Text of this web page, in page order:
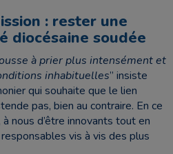
: rester une
diocésaine soudée
à prier plus intensément et
inhabituelles” insiste
qui souhaite que le lien
pas, bien au contraire. En ce
nous d’être innovants tout en
vis à vis des plus